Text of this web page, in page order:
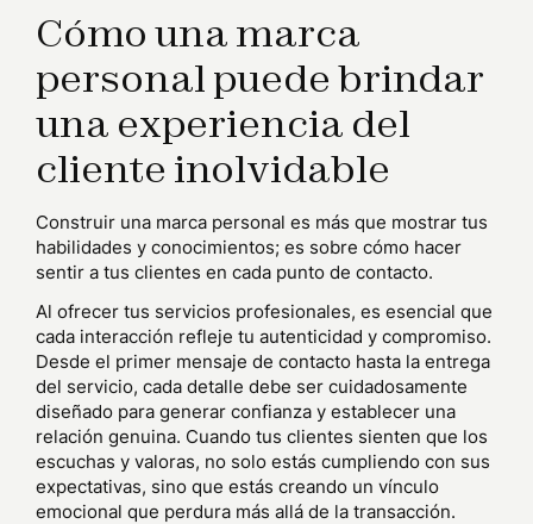
Cómo una marca
personal puede brindar
una experiencia del
cliente inolvidable
Construir una marca personal es más que mostrar tus
habilidades y conocimientos; es sobre cómo hacer
sentir a tus clientes en cada punto de contacto.
Al ofrecer tus servicios profesionales, es esencial que
cada interacción refleje tu autenticidad y compromiso.
Desde el primer mensaje de contacto hasta la entrega
del servicio, cada detalle debe ser cuidadosamente
diseñado para generar confianza y establecer una
relación genuina. Cuando tus clientes sienten que los
escuchas y valoras, no solo estás cumpliendo con sus
expectativas, sino que estás creando un vínculo
emocional que perdura más allá de la transacción.